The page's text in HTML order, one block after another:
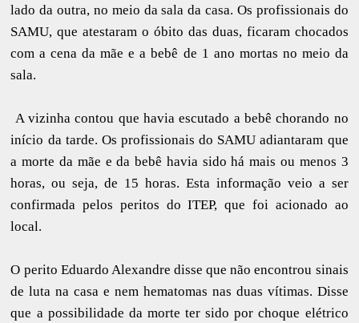
lado da outra, no meio da sala da casa. Os profissionais do
SAMU, que atestaram o óbito das duas, ficaram chocados
com a cena da mãe e a bebê de 1 ano mortas no meio da
sala.
A vizinha contou que havia escutado a bebê chorando no
início da tarde. Os profissionais do SAMU adiantaram que
a morte da mãe e da bebê havia sido há mais ou menos 3
horas, ou seja, de 15 horas. Esta informação veio a ser
confirmada pelos peritos do ITEP, que foi acionado ao
local.
O perito Eduardo Alexandre disse que não encontrou sinais
de luta na casa e nem hematomas nas duas vítimas. Disse
que a possibilidade da morte ter sido por choque elétrico